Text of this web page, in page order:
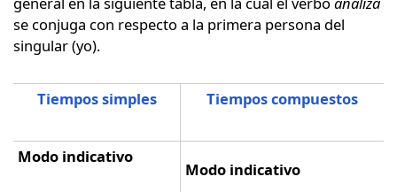
se conjuga con respecto a la primera persona del
singular (yo).
Tiempos simples Tiempos compuestos
Modo indicativo
Modo indicativo